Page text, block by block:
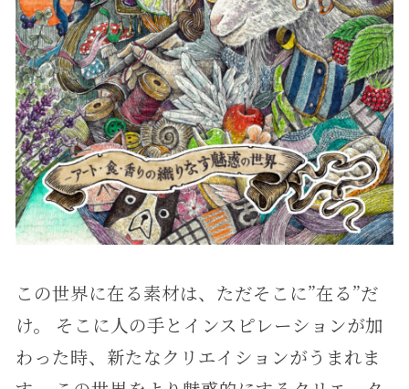
この世界に在る素材は、ただそこに”在る”だ
け。 そこに人の手とインスピレーションが加
わった時、新たなクリエイションがうまれま